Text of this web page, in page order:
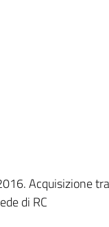
Acquisizione
di RC